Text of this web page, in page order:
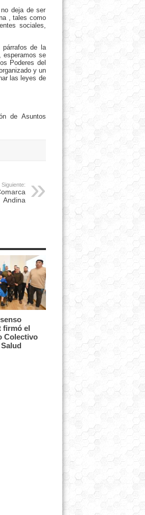
deja de ser
, tales como
sociales,
párrafos de la
esperamos se
Poderes del
y un
las leyes de
de Asuntos
Siguiente:
Andina
firmó el
Colectivo